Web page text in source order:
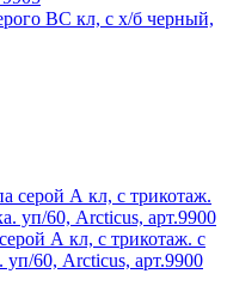
ВС кл, с х/б черный,
А кл, с трикотаж. с
уп/60, Arcticus, арт.9900